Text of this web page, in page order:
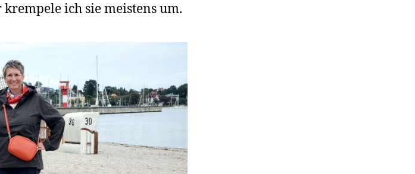
ich sie meistens um.